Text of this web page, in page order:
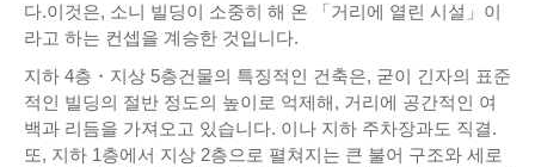
다.이것은, 소니 빌딩이 소중히 해 온 「거리에 열린 시설」이
라고 하는 컨셉을 계승한 것입니다.
지하 4층・지상 5층건물의 특징적인 건축은, 굳이 긴자의 표준
적인 빌딩의 절반 정도의 높이로 억제해, 거리에 공간적인 여
백과 리듬을 가져오고 있습니다. 이나 지하 주차장과도 직결.
또, 지하 1층에서 지상 2층으로 펼쳐지는 큰 불어 구조와 세로